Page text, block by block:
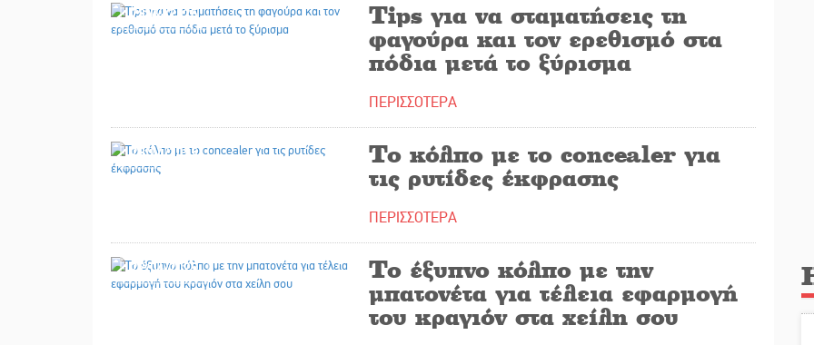
28/04/2025
Tips για να σταματήσεις τη
φαγούρα και τον ερεθισμό στα
πόδια μετά το ξύρισμα
ΠΕΡΙΣΣΟΤΕΡΑ
23/04/2025
Το κόλπο με το concealer για
τις ρυτίδες έκφρασης
ΠΕΡΙΣΣΟΤΕΡΑ
22/04/2025
Το έξυπνο κόλπο με την
μπατονέτα για τέλεια εφαρμογή
του κραγιόν στα χείλη σου